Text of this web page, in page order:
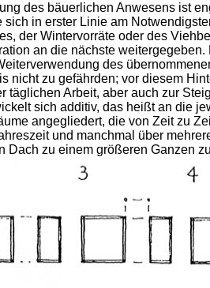
des bäuerlichen Anwesens ist
sich in erster Linie am
der Wintervorräte oder des
an die nächste
des
nicht zu gefährden; vor diesem
täglichen Arbeit, aber auch zur
sich additiv, das heißt an die
angegliedert, die von Zeit zu
und manchmal über
Dach zu einem größeren Ganzen